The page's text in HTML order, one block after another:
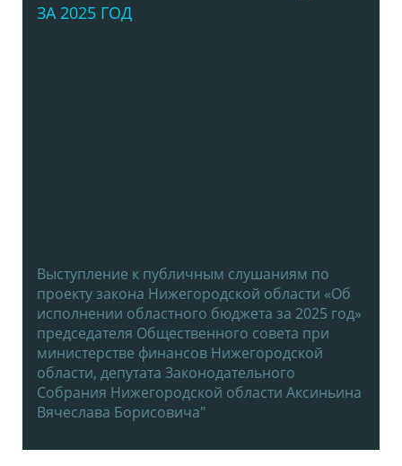
ЗА 2025 ГОД
Выступление к публичным слушаниям по
проекту закона Нижегородской области «Об
исполнении областного бюджета за 2025 год»
председателя Общественного совета при
министерстве финансов Нижегородской
области, депутата Законодательного
Собрания Нижегородской области Аксиньина
Вячеслава Борисовича"